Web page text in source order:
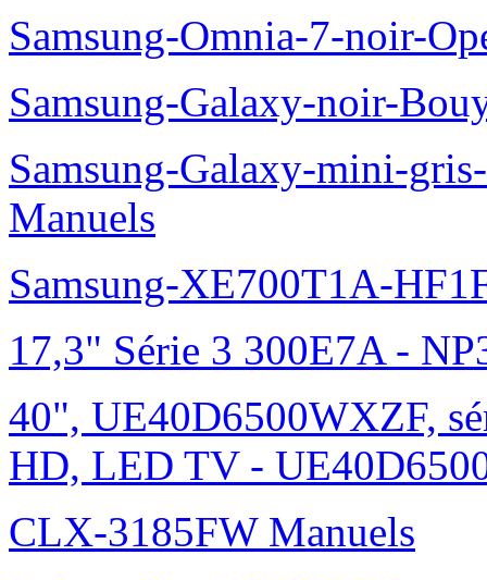
Samsung-Galaxy-S2-GT-
Samsung-Nexus-S-noir-
Samsung-Omnia-II-noir-
Samsung-Omnia-II-noir-
Samsung-Omnia-7-noir-
Samsung-Galaxy-noir-
Samsung-Galaxy-mini-
Manuels
Samsung-XE700T1A-